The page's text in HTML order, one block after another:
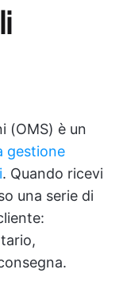
(OMS) è un
gestione
. Quando ricevi
una serie di